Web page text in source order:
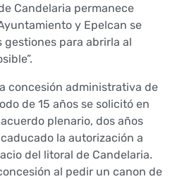
Candelaria permanece
y Epelcan se
gestiones para abrirla al
concesión administrativa de
de 15 años se solicitó en
plenario, dos años
la autorización a
del litoral de Candelaria.
al pedir un canon de